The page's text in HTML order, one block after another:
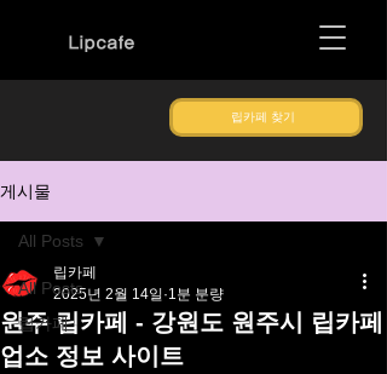
Lipcafe
립카페 찾기
게시물
All Posts
립카페
All Posts
원주 립카페 - 강원도 원주시 립카페
업소 정보 사이트
립카페
2025년 2월 14일 1분 분량